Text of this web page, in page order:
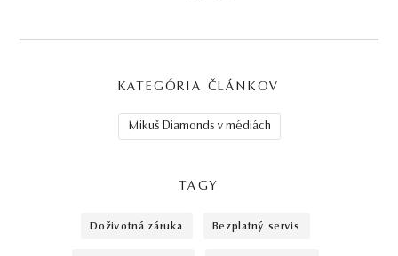
KATEGÓRIA ČLÁNKOV
Mikuš Diamonds v médiách
TAGY
doživotná záruka bezplatný servis